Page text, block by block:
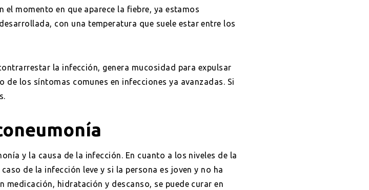
momento en que aparece la fiebre, ya estamos
con una temperatura que suele estar entre los
la infección, genera mucosidad para expulsar
los síntomas comunes en infecciones ya avanzadas. Si
y la causa de la infección. En cuanto a los niveles de la
caso de la infección leve y si la persona es joven y no ha
hidratación y descanso, se puede curar en